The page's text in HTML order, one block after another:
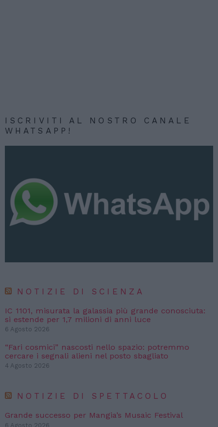
ISCRIVITI AL NOSTRO CANALE
WHATSAPP!
NOTIZIE DI SCIENZA
IC 1101, misurata la galassia più grande conosciuta:
si estende per 1,7 milioni di anni luce
6 Agosto 2026
“Fari cosmici” nascosti nello spazio: potremmo
cercare i segnali alieni nel posto sbagliato
4 Agosto 2026
NOTIZIE DI SPETTACOLO
Grande successo per Mangia’s Musaic Festival
6 Agosto 2026